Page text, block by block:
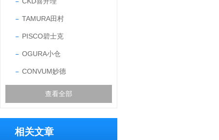
TAMURA田村
PISCO碧士克
OGURA小仓
CONVUM妙德
查看全部
相关文章